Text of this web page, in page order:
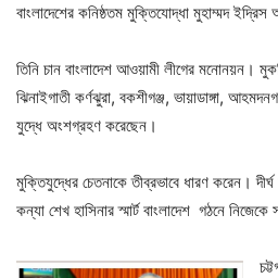
বাংলাদেশের কনিষ্ঠতম মুক্তিযোদ্ধা মুহাম্মদ
তিনি চান বাংলাদেশ আওয়ামী লীগের মনোনয়ন।
ঝিনাইগাতী কর্ণঝুরা, বকশীগঞ্জ, ভায়াডাঙ্গা,
যুদ্ধে অংশগ্রহণ করেছেন।
মুক্তিযুদ্ধের চেতনাকে তীব্রভাবে ধারণ করেন।
কন্যা শেখ হাসিনার স্মার্ট বাংলাদেশ গঠনে